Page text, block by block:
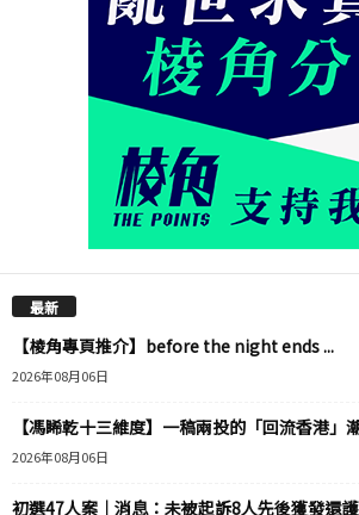
最新
【棱角專頁推介】before the night ends ...
2026年08月06日
【馮睎乾十三維度】一稿兩投的「回流香港」
2026年08月06日
初選47人案｜消息：未被起訴8人先後獲發還